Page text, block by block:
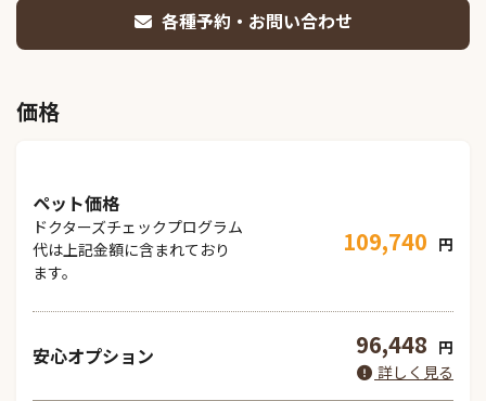
各種予約・お問い合わせ
価格
ペット価格
ドクターズチェックプログラム
代は上記金額に含まれており
ます。
109,740 円
安心オプション 96,448 円
詳しく見る